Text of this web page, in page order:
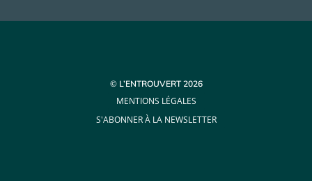
© L’ENTROUVERT 2026
MENTIONS LÉGALES
S'ABONNER À LA NEWSLETTER